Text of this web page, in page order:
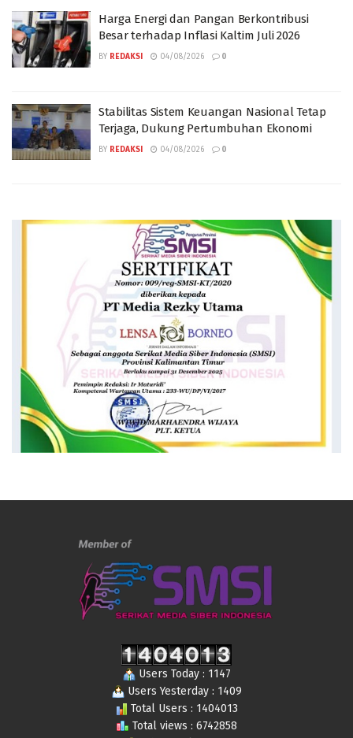
Harga Energi dan Pangan Berkontribusi
Besar terhadap Inflasi Kaltim Juli 2026
BY REDAKSI 04/08/2026 0
Stabilitas Sistem Keuangan Nasional Tetap
Terjaga, Dukung Pertumbuhan Ekonomi
BY REDAKSI 04/08/2026 0
Users Today : 1147
Users Yesterday : 1409
Total Users : 1404013
Total views : 6742858